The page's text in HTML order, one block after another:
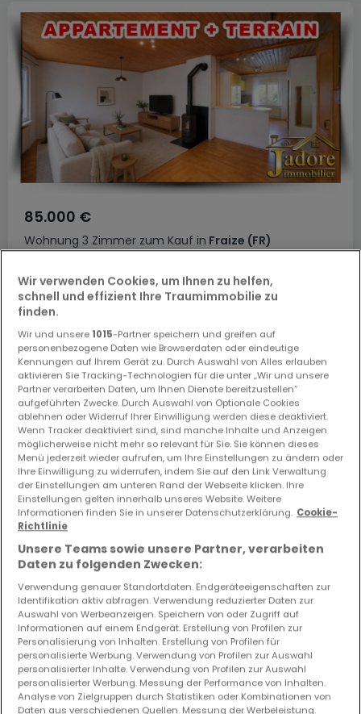
Wohnung 3 Zimmer zum Kauf in Fraize (FR)
85.000 €
60 m² 3 2 1 1
Wohnung 4 Zimmer zum Kauf inFraize(FR)
119.000 €
85 m² 4 3 1 2
Wir verwenden Cookies, um Ihnen zu helfen,
schnell und effizient Ihre Traumimmobilie zu
finden.
Wir und unsere 1015-Partner speichern und greifen auf
personenbezogene Daten wie Browserdaten oder eindeutige
Kennungen auf Ihrem Gerät zu. Durch Auswahl von Alles erlauben
aktivieren Sie Tracking-Technologien für die unter „Wir und unsere
Partner verarbeiten Daten, um Ihnen Dienste bereitzustellen“
aufgeführten Zwecke. Durch Auswahl von Optionale Cookies
ablehnen oder Widerruf Ihrer Einwilligung werden diese deaktiviert.
Wenn Tracker deaktiviert sind, sind manche Inhalte und Anzeigen
möglicherweise nicht mehr so relevant für Sie. Sie können dieses
Menü jederzeit wieder aufrufen, um Ihre Einstellungen zu ändern oder
Ihre Einwilligung zu widerrufen, indem Sie auf den Link Verwaltung
der Einstellungen am unteren Rand der Webseite klicken. Ihre
Einstellungen gelten innerhalb unseres Website. Weitere
Informationen finden Sie in unserer Datenschutzerklärung. Cookie-
Richtlinie
Unsere Teams sowie unsere Partner, verarbeiten
Daten zu folgenden Zwecken:
Verwendung genauer Standortdaten. Endgeräteeigenschaften zur
Identifikation aktiv abfragen. Verwendung reduzierter Daten zur
Auswahl von Werbeanzeigen. Speichern von oder Zugriff auf
Informationen auf einem Endgerät. Erstellung von Profilen zur
Personalisierung von Inhalten. Erstellung von Profilen für
personalisierte Werbung. Verwendung von Profilen zur Auswahl
personalisierter Inhalte. Verwendung von Profilen zur Auswahl
personalisierter Werbung. Messung der Performance von Inhalten.
Analyse von Zielgruppen durch Statistiken oder Kombinationen von
Daten aus verschiedenen Quellen. Messung der Werbeleistung.